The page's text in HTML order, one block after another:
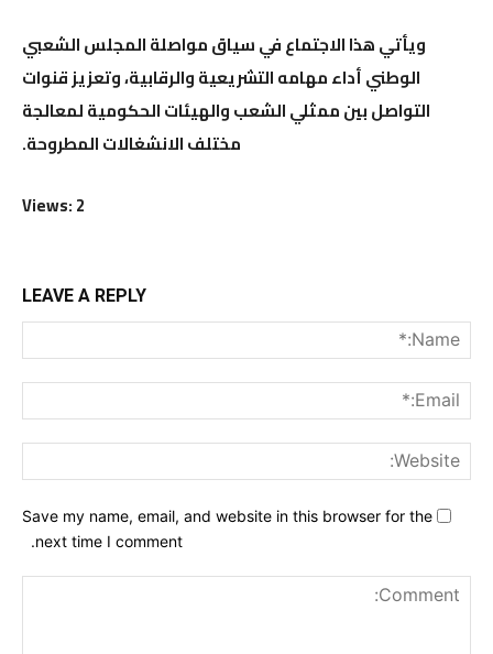
ويأتي هذا الاجتماع في سياق مواصلة المجلس الشعبي
الوطني أداء مهامه التشريعية والرقابية، وتعزيز قنوات
التواصل بين ممثلي الشعب والهيئات الحكومية لمعالجة
مختلف الانشغالات المطروحة.
Views: 2
LEAVE A REPLY
Save my name, email, and website in this browser for the
next time I comment.